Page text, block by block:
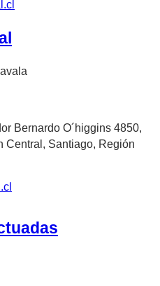
Bernardo O´higgins 4850,
Central, Santiago, Región